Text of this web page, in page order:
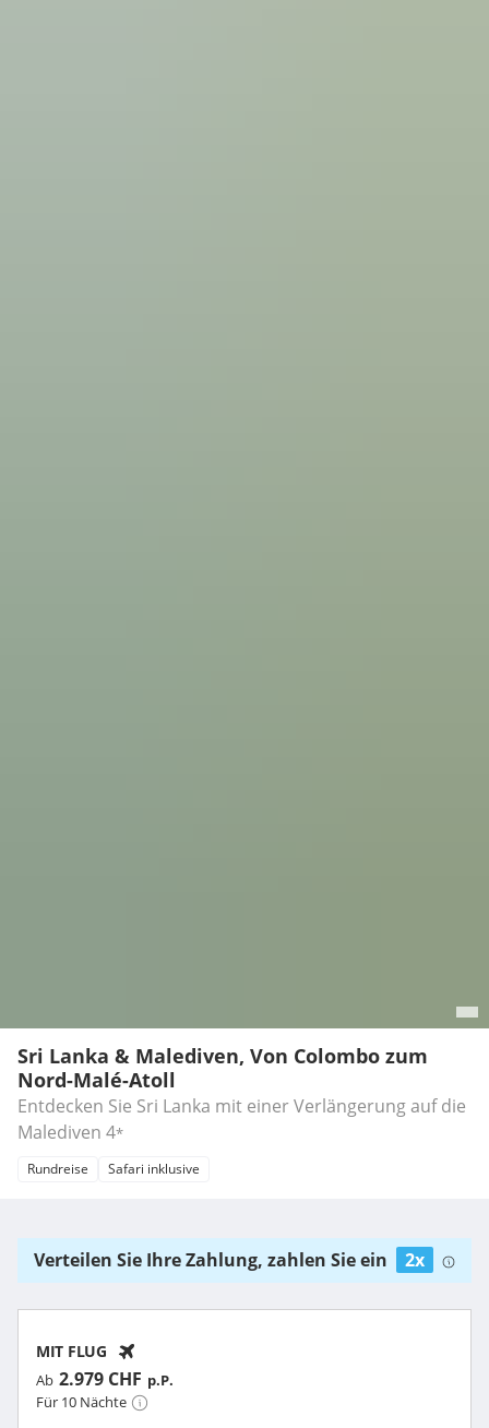
Sri Lanka & Malediven, Von Colombo zum
Nord-Malé-Atoll
Entdecken Sie Sri Lanka mit einer Verlängerung auf die
Malediven 4*
Rundreise Safari inklusive
Verteilen Sie Ihre Zahlung, zahlen Sie ein 2x
MIT FLUG
Ab 2.979 CHF p.P.
Für 10 Nächte